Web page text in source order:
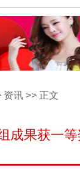
资讯 >> 正文
成果获一